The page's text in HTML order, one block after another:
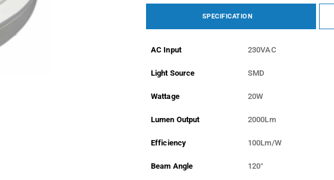
SPECIFICATION
AC Input 230VAC
Light Source SMD
Wattage 20W
Lumen Output 2000Lm
Efficiency 100Lm/W
Beam Angle 120°